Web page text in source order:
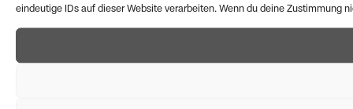
eindeutige IDs auf dieser Website verarbeiten. Wenn du deine